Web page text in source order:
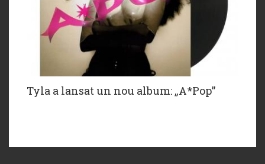
Tyla a lansat un nou album: „A*Pop”